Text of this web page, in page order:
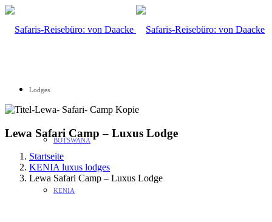
Lodges
BOTSWANA
KENIA
Lewa Safari Camp – Luxus Lodge
Startseite
KENIA luxus lodges
Lewa Safari Camp – Luxus Lodge